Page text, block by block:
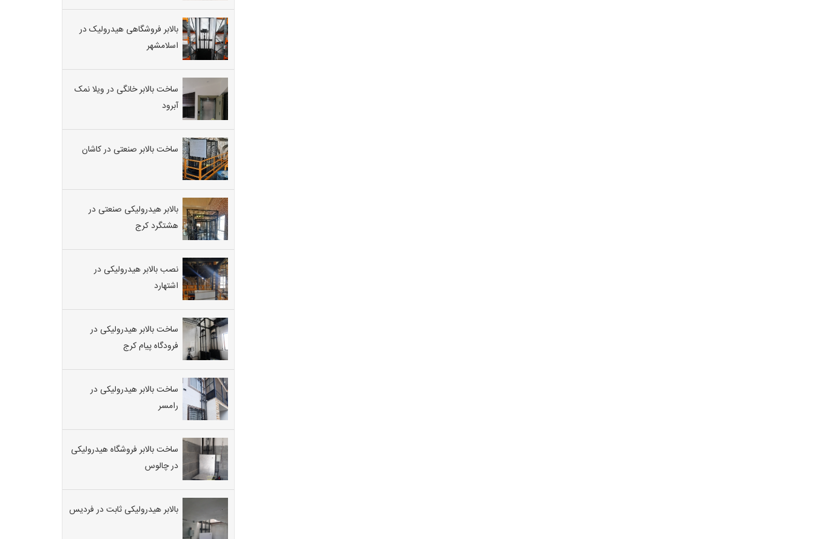
بالابر فروشگاهی هیدرولیک در
اسلامشهر
ساخت بالابر خانگی در ویلا نمک
آبرود
ساخت بالابر صنعتی در کاشان
بالابر هیدرولیکی صنعتی در
هشتگرد کرج
نصب بالابر هیدرولیکی در
اشتهارد
ساخت بالابر هیدرولیکی در
فرودگاه پیام کرج
ساخت بالابر هیدرولیکی در
رامسر
ساخت بالابر فروشگاه هیدرولیکی
در چالوس
بالابر هیدرولیکی ثابت در فردیس